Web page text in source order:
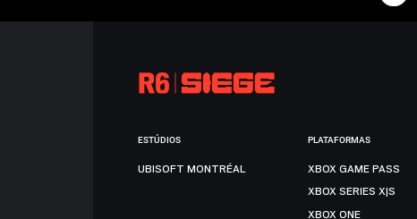
ESTÚDIOS
UBISOFT MONTRÉAL
PLATAFORMAS
XBOX GAME PASS
XBOX SERIES X|S
XBOX ONE